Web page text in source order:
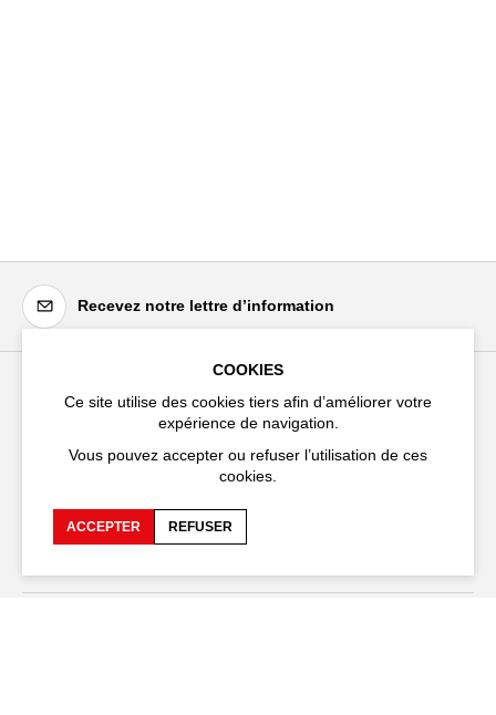
Recevez notre lettre d’information
Festival d'Avignon
20 rue du Portail Boquier,
+33 (0)4 90 27 66 50
COOKIES
Ce site utilise des cookies tiers afin d’améliorer votre
expérience de navigation.
Vous pouvez accepter ou refuser l’utilisation de ces
cookies.
ACCEPTER REFUSER